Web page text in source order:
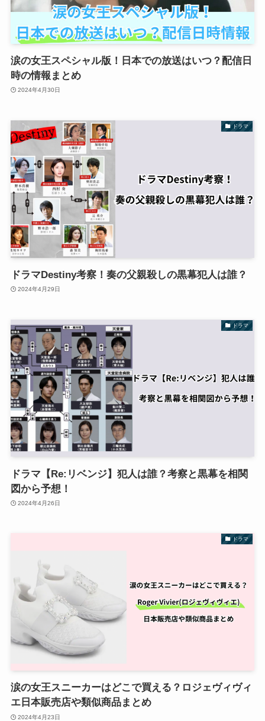
涙の女王スペシャル版！日本での放送はいつ？配信日
時の情報まとめ
2024年4月30日
ドラマ
ドラマDestiny考察！奏の父親殺しの黒幕犯人は誰？
2024年4月29日
ドラマ
ドラマ【Re:リベンジ】犯人は誰？考察と黒幕を相関
図から予想！
2024年4月26日
ドラマ
涙の女王スニーカーはどこで買える？ロジェヴィヴィ
エ日本販売店や類似商品まとめ
2024年4月23日